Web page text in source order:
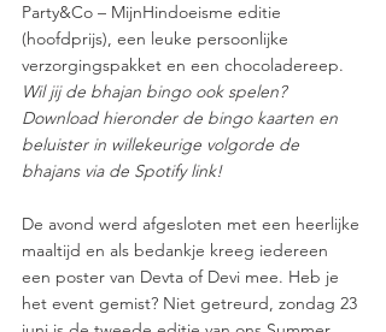
Party&Co – MijnHindoeisme editie
(hoofdprijs), een leuke persoonlijke
verzorgingspakket en een chocoladereep.
Wil jij de bhajan bingo ook spelen?
Download hieronder de bingo kaarten en
beluister in willekeurige volgorde de
bhajans via de Spotify link!
De avond werd afgesloten met een heerlijke
maaltijd en als bedankje kreeg iedereen
een poster van Devta of Devi mee. Heb je
het event gemist? Niet getreurd, zondag 23